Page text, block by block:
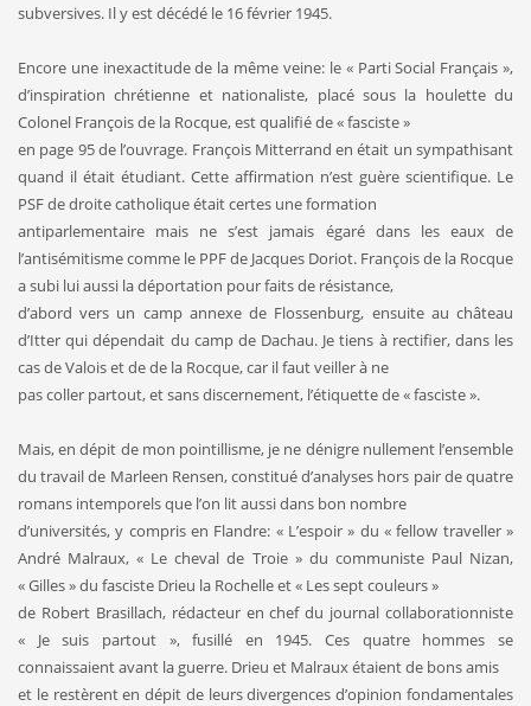
subversives. Il y est décédé le 16 février 1945.
Encore une inexactitude de la même veine: le « Parti Social Français »,
d’inspiration chrétienne et nationaliste, placé sous la houlette du
Colonel François de la Rocque, est qualifié de « fasciste »
en page 95 de l’ouvrage. François Mitterrand en était un sympathisant
quand il était étudiant. Cette affirmation n’est guère scientifique. Le
PSF de droite catholique était certes une formation
antiparlementaire mais ne s’est jamais égaré dans les eaux de
l’antisémitisme comme le PPF de Jacques Doriot. François de la Rocque
a subi lui aussi la déportation pour faits de résistance,
d’abord vers un camp annexe de Flossenburg, ensuite au château
d’Itter qui dépendait du camp de Dachau. Je tiens à rectifier, dans les
cas de Valois et de de la Rocque, car il faut veiller à ne
pas coller partout, et sans discernement, l’étiquette de « fasciste ».
Mais, en dépit de mon pointillisme, je ne dénigre nullement l’ensemble
du travail de Marleen Rensen, constitué d’analyses hors pair de quatre
romans intemporels que l’on lit aussi dans bon nombre
d’universités, y compris en Flandre: « L’espoir » du « fellow traveller »
André Malraux, « Le cheval de Troie » du communiste Paul Nizan,
« Gilles » du fasciste Drieu la Rochelle et « Les sept couleurs »
de Robert Brasillach, rédacteur en chef du journal collaborationniste
« Je suis partout », fusillé en 1945. Ces quatre hommes se
connaissaient avant la guerre. Drieu et Malraux étaient de bons amis
et le restèrent en dépit de leurs divergences d’opinion fondamentales